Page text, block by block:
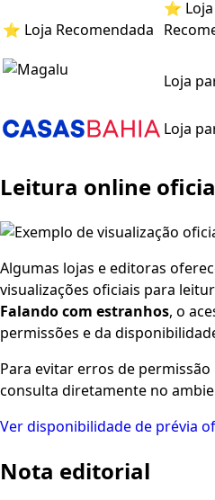
⭐ Loja Recomendada
⭐ Loja
Loja
Loja
Leitura online
Algumas lojas e editoras
visualizações oficiais para
Falando com estranhos, o
permissões e da
Para evitar erros de
consulta diretamente no
Ver disponibilidade de prévia
Nota editorial